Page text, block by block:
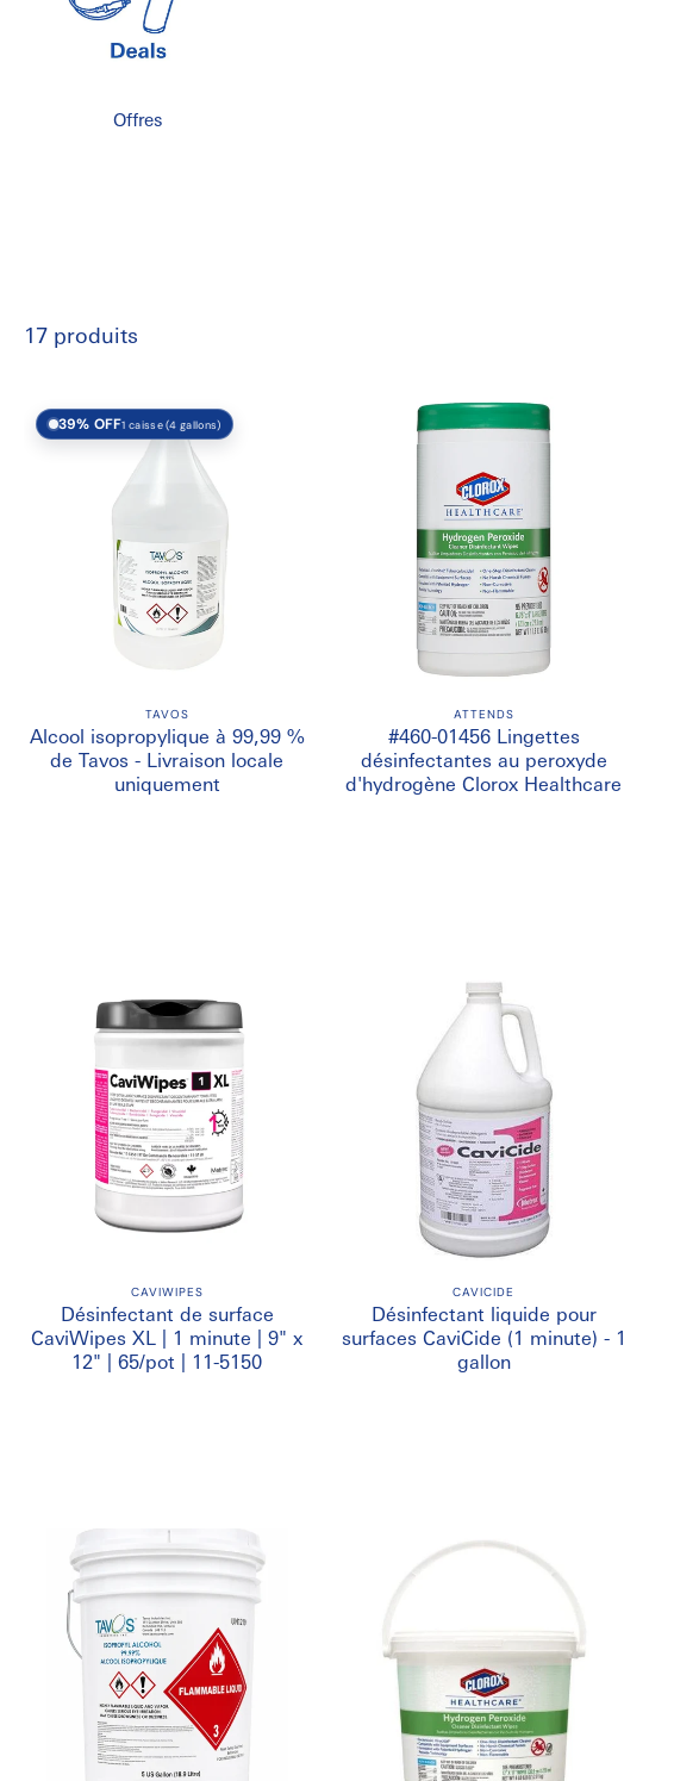
Offres
17 produits
39% OFF1 caisse (4 gallons)
TAVOS
Alcool isopropylique à 99,99 %
de Tavos - Livraison locale
uniquement
ATTENDS
#460-01456 Lingettes
désinfectantes au peroxyde
d'hydrogène Clorox Healthcare
CAVIWIPES
Désinfectant de surface
CaviWipes XL | 1 minute | 9" x
12" | 65/pot | 11-5150
CAVICIDE
Désinfectant liquide pour
surfaces CaviCide (1 minute) - 1
gallon